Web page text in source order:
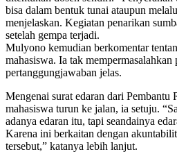
bisa dalam bentuk tunai ataupun
menjelaskan. Kegiatan penarikan
setelah gempa terjadi.
Mulyono kemudian berkomentar
mahasiswa. Ia tak mempermasalahkan
pertanggungjawaban jelas.
Mengenai surat edaran dari Pembantu
mahasiswa turun ke jalan, ia setuju.
adanya edaran itu, tapi seandainya
Karena ini berkaitan dengan
tersebut,” katanya lebih lanjut.